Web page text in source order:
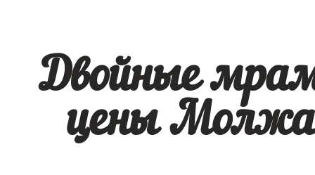
Двойные
цены